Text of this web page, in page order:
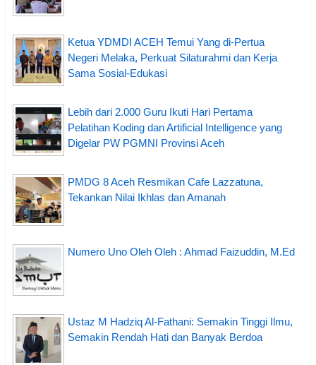
Ketua YDMDI ACEH Temui Yang di-Pertua
Negeri Melaka, Perkuat Silaturahmi dan Kerja
Sama Sosial-Edukasi
Lebih dari 2.000 Guru Ikuti Hari Pertama
Pelatihan Koding dan Artificial Intelligence yang
Digelar PW PGMNI Provinsi Aceh
PMDG 8 Aceh Resmikan Cafe Lazzatuna,
Tekankan Nilai Ikhlas dan Amanah
Numero Uno Oleh Oleh : Ahmad Faizuddin, M.Ed
Ustaz M Hadziq Al-Fathani: Semakin Tinggi Ilmu,
Semakin Rendah Hati dan Banyak Berdoa